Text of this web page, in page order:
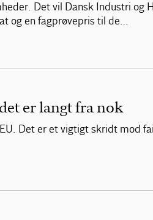
Det vil Dansk Industri og
og en fagprøvepris til de…
er langt fra nok
Det er et vigtigt skridt mod